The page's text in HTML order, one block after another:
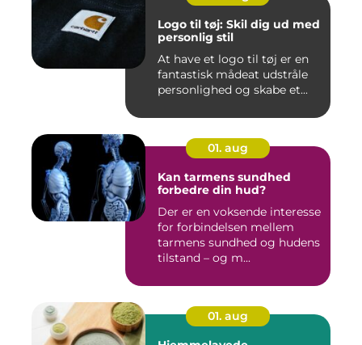
Logo til tøj: Skil dig ud med
personlig stil
At have et logo til tøj er en
fantastisk mådeat udstråle
personlighed og skabe et...
01. aug
Kan tarmens sundhed
forbedre din hud?
Der er en voksende interesse
for forbindelsen mellem
tarmens sundhed og hudens
tilstand – og m...
01. aug